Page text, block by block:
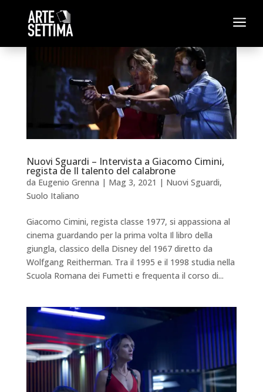
a
Nuovi Sguardi – Intervista a Giacomo Cimini,
regista de Il talento del calabrone
da Eugenio Grenna | Mag 3, 2021 | Nuovi Sguardi,
Suolo Italiano
Giacomo Cimini, regista classe 1977, si appassiona al
cinema guardando per la prima volta Il libro della
giungla, classico della Disney del 1967 diretto da
Wolfgang Reitherman. Tra il 1995 e il 1998 studia nella
Scuola Romana dei Fumetti e frequenta il corso di...